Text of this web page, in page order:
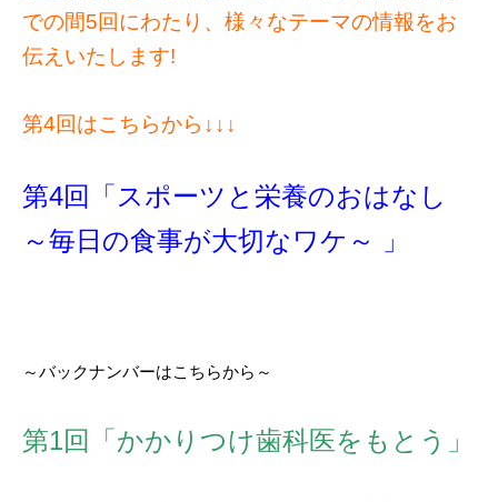
での間5回にわたり、様々なテーマの情報をお
伝えいたします!
第4回はこちらから↓↓↓
第4回「スポーツと栄養のおはなし
～毎日の食事が大切なワケ～ 」
～バックナンバーはこちらから～
第1回「かかりつけ歯科医をもとう」